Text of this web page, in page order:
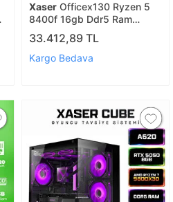
Xaser Officex130 Ryzen 5
8400f 16gb Ddr5 Ram
256gb M.2 Ssd Gt610 Ekran
Kartı 23,8" Monitör Ofis
Bilgisayarı
33.412,89 TL
Kargo Bedava